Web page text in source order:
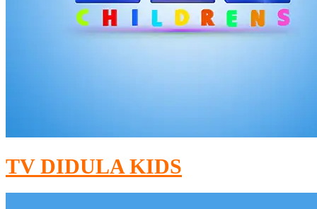
TV DIDULA KIDS